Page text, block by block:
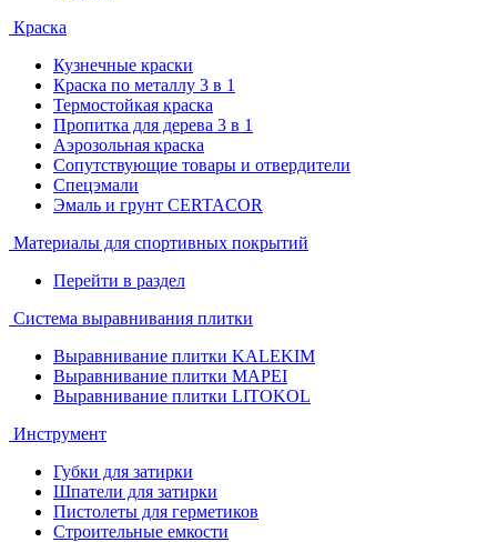
Краска
Кузнечные краски
Краска по металлу 3 в 1
Термостойкая краска
Пропитка для дерева 3 в 1
Аэрозольная краска
Сопутствующие товары и отвердители
Спецэмали
Эмаль и грунт CERTACOR
Материалы для спортивных покрытий
Перейти в раздел
Система выравнивания плитки
Выравнивание плитки KALEKIM
Выравнивание плитки MAPEI
Выравнивание плитки LITOKOL
Инструмент
Губки для затирки
Шпатели для затирки
Пистолеты для герметиков
Строительные емкости